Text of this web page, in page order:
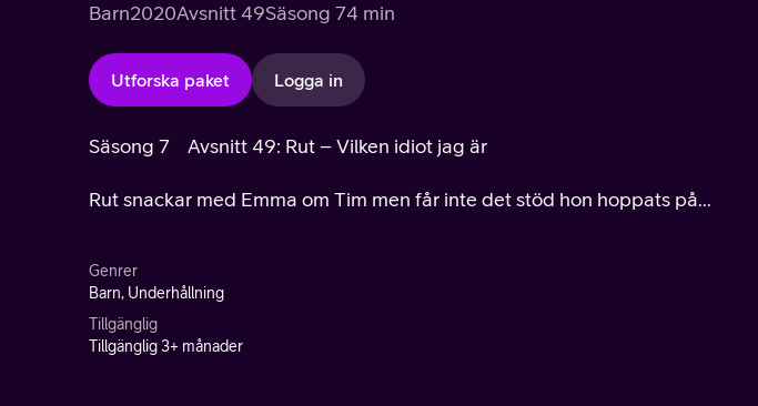
Barn2020Avsnitt 49Säsong 74 min
Utforska paket Logga in
Säsong 7 Avsnitt 49: Rut – Vilken idiot jag är
Rut snackar med Emma om Tim men får inte det stöd hon hoppats på...
Genrer
Barn, Underhållning
Tillgänglig
Tillgänglig 3+ månader